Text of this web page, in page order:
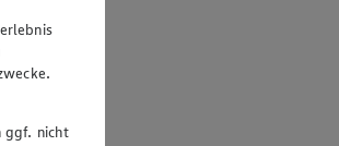
ggf. nicht